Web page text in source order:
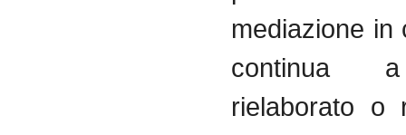
mediazione in
continua
rielaborato o